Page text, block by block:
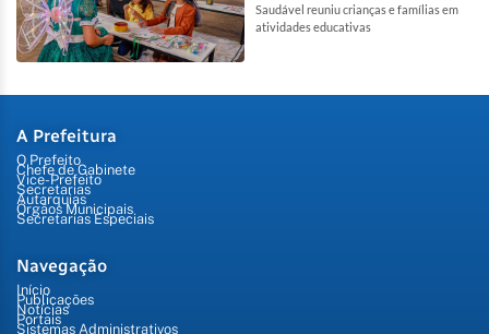
Saudável reuniu crianças e famílias em
atividades educativas
A Prefeitura
O Prefeito
Chefe de Gabinete
Vice-Prefeito
Secretarias
Autarquias
Órgãos Municipais
Secretarias Especiais
Navegação
Início
Publicações
Notícias
Portais
Sistemas Administrativos